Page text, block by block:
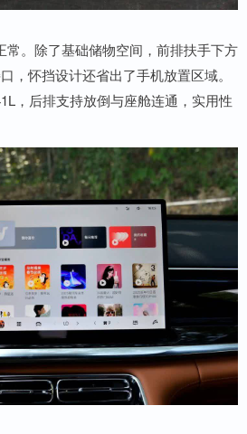
常。除了基础储物空间，前排扶手下方
，怀挡设计还省出了手机放置区域。
，后排支持放倒与座舱连通，实用性